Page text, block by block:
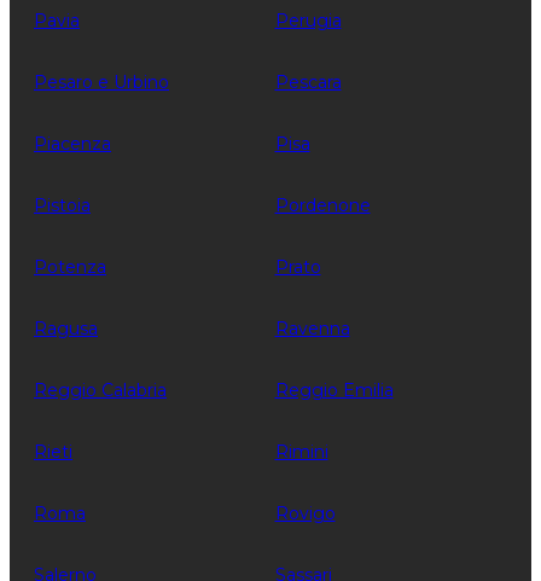
Pavia Perugia
Pesaro e Urbino Pescara
Piacenza Pisa
Pistoia Pordenone
Potenza Prato
Ragusa Ravenna
Reggio Calabria Reggio Emilia
Rieti Rimini
Roma Rovigo
Salerno Sassari